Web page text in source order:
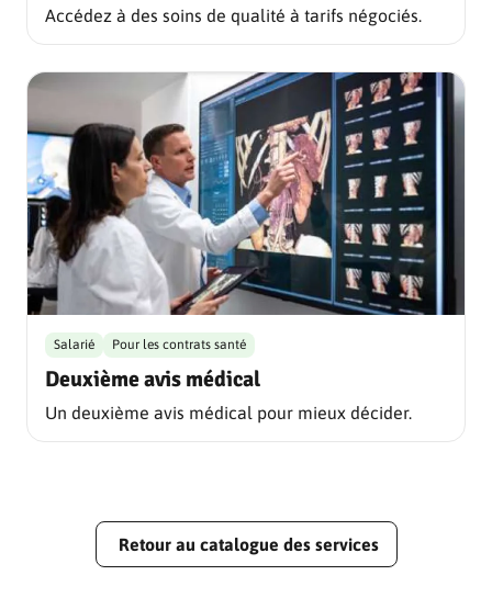
Accédez à des soins de qualité à tarifs négociés.
Deuxième avis médical
Salarié Pour les contrats santé
Un deuxième avis médical pour mieux décider.
Retour au catalogue des services